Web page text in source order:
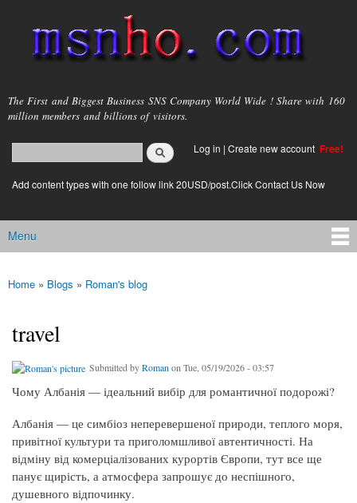
main
content
msnho.com
The First and Biggest Business SNS Company World Wide ! Share with 160
million members and billions of visitors.
Search form
login link
Log in | Create new account Free!
Add content types with one follow link 20USD/post.Click Contact Us Now
Main menu
Menu
You are here
Home » Blogs » Roman's blog
travel
Submitted byRoman on Tue, 05/19/2026 - 03:57
Чому Албанія — ідеальний вибір для романтичної подорожі?
Албанія — це симбіоз неперевершеної природи, теплого моря,
привітної культури та приголомшливої автентичності. На
відміну від комерціалізованих курортів Європи, тут все ще
панує щирість, а атмосфера запрошує до неспішного,
душевного відпочинку.